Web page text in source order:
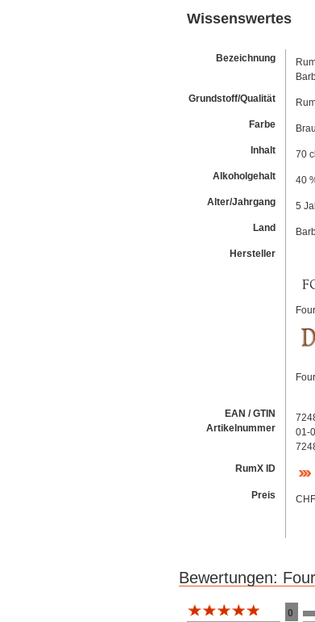
Wissenswertes
Bezeichnung
Grundstoff/Qualität
Farbe
Inhalt
70 cl
Alkoholgehalt
40
Alter/Jahrgang
5
Land
Hersteller
EAN / GTIN
Artikelnummer
01-
RumX ID
Preis
Bewertungen:
Bewertung 10
0